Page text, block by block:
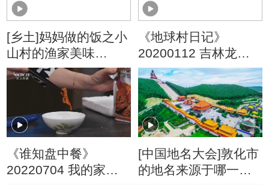
[乡土]妈妈做的饭之小
山村的渔家美味
(20160212)
《地球村日记》
20200112 吉林龙井
老头沟镇 第一天
《谁知盘中餐》
20220704 我的家乡
[中国地名大会]敦化市
的地名来源于哪一部